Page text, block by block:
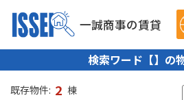
一誠商事の賃貸
検索ワード【】の
既存物件: 2 棟